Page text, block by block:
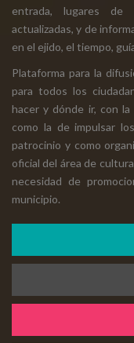
entrada, lugares de
actualizadas, y de
en el ejido, el tiempo,
Plataforma para la
para todos los
hacer y dónde ir, con la
como la de impulsar
patrocinio y como
oficial del área de
necesidad de
municipio.